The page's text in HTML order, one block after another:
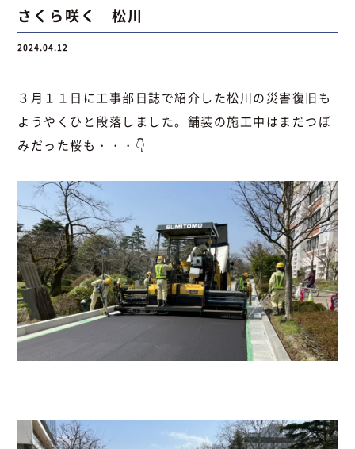
さくら咲く 松川
2024.04.12
３月１１日に工事部日誌で紹介した松川の災害復旧も
ようやくひと段落しました。舗装の施工中はまだつぼ
みだった桜も・・・👇